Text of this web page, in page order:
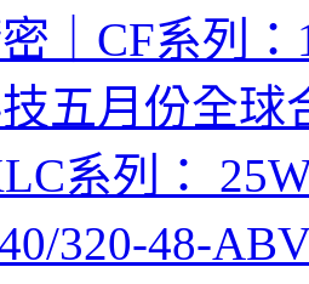
｜CF系列：
五月份全球
系列：
320-48-